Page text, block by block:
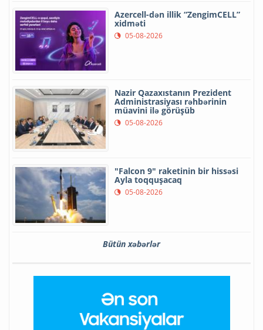
Azercell-dən illik “ZengimCELL”
xidməti
05-08-2026
Nazir Qazaxıstanın Prezident
Administrasiyası rəhbərinin
müavini ilə görüşüb
05-08-2026
"Falcon 9" raketinin bir hissəsi
Ayla toqquşacaq
05-08-2026
Bütün xəbərlər